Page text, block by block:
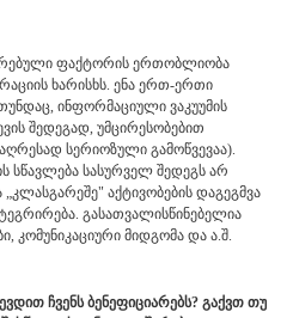
ფაქტორის ერთობლიობა
ხარისხს. ენა ერთ-ერთი
ინფორმაციული ვაკუუმის
შედეგად, უმცირესობებით
სერიოზული გამოწვევაა).
სწავლება სასურველ შედეგს არ
აქტივობების დაგეგმვა
გასათვალისწინებელია
კომუნიკაციური მიდგომა და ა.შ.
ჩვენს ბენეფიციარებს? გაქვთ თუ